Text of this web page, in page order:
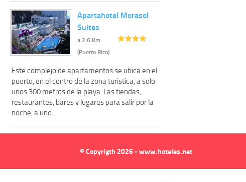
Apartahotel Morasol
Suites
a 2.6 Km
(Puerto Rico)
Este complejo de apartamentos se ubica en el
puerto, en el centro de la zona turistica, a solo
unos 300 metros de la playa. Las tiendas,
restaurantes, bares y lugares para salir por la
noche, a uno...
© Copyrigth 2026 - www.hoteles.net